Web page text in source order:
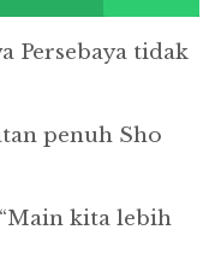
Persebaya tidak
penuh Sho
kita lebih